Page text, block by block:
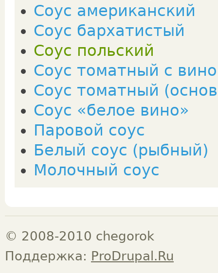
Соус американский
Соус бархатистый
Соус польский
Соус томатный с
Соус томатный
Соус «белое вино»
Паровой соус
Белый соус (рыбный)
Молочный соус
© 2008-2010 chegorok
Поддержка: ProDrupal.Ru